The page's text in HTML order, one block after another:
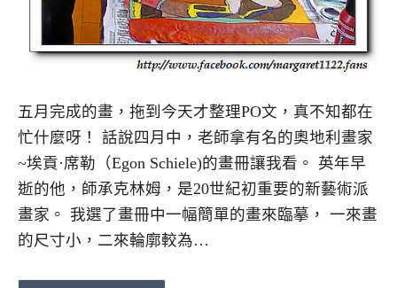
五月完成的畫，拖到今天才整理PO文，真不知都在
忙什麼呀！ 話說四月中，老師拿有名的奧地利畫家
~埃貢·席勒（Egon Schiele)的畫冊讓我看。 英年早
逝的他，師承克林姆，是20世紀初重要的新藝術派
畫家。 我選了畫冊中一幅簡單的畫來臨摹， 一來畫
的尺寸小，二來輪廓較為…